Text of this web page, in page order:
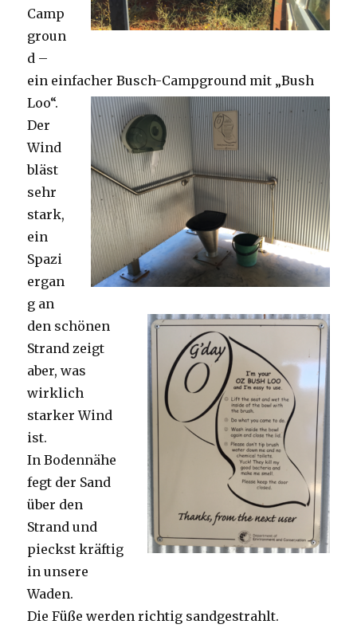
Camp
groun
d –
ein einfacher Busch-Campground mit „Bush
Loo“.
Der
Wind
bläst
sehr
stark,
ein
Spazi
ergan
g an
den schönen
Strand zeigt
aber, was
wirklich
starker Wind
ist.
In Bodennähe
fegt der Sand
über den
Strand und
pieckst kräftig
in unsere
Waden.
Die Füße werden richtig sandgestrahlt.